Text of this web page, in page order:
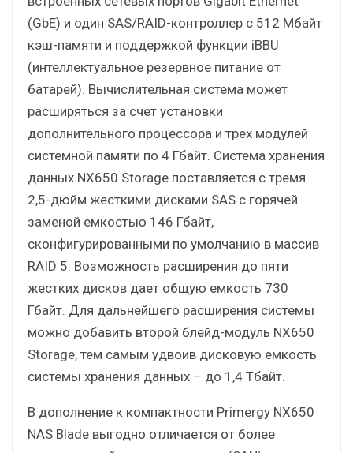
(GbE) и один SAS/RAID-контроллер с 512 Мбайт
кэш-памяти и поддержкой функции iBBU
(интеллектуальное резервное питание от
батарей). Вычислительная система может
расширяться за счет установки
дополнительного процессора и трех модулей
системной памяти по 4 Гбайт. Система хранения
данных NX650 Storage поставляется с тремя
2,5-дюйм жесткими дисками SAS с горячей
заменой емкостью 146 Гбайт,
сконфигурированными по умолчанию в массив
RAID 5. Возможность расширения до пяти
жестких дисков дает общую емкость 730
Гбайт. Для дальнейшего расширения системы
можно добавить второй блейд-модуль NX650
Storage, тем самым удвоив дисковую емкость
системы хранения данных – до 1,4 Тбайт.
В дополнение к компактности Primergy NX650
NAS Blade выгодно отличается от более